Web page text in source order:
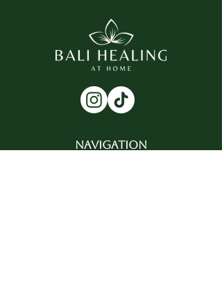
NAVIGATION